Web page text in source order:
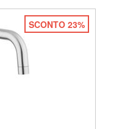
SCONTO 23%